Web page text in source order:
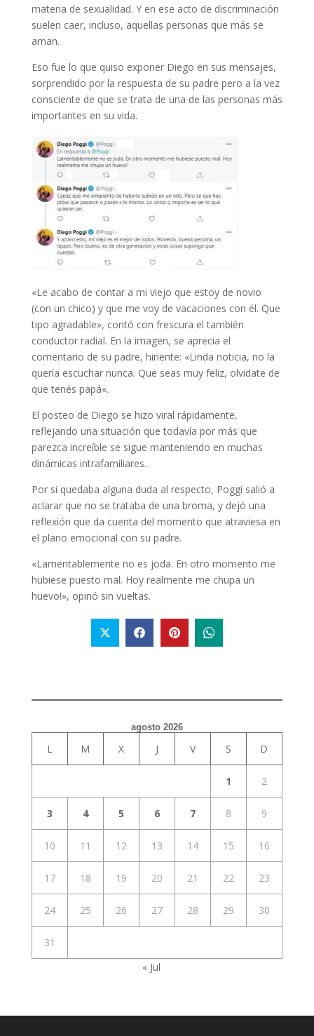
materia de sexualidad. Y en ese acto de discriminación
suelen caer, incluso, aquellas personas que más se
aman.
Eso fue lo que quiso exponer Diego en sus mensajes,
sorprendido por la respuesta de su padre pero a la vez
consciente de que se trata de una de las personas más
importantes en su vida.
«Le acabo de contar a mi viejo que estoy de novio
(con un chico) y que me voy de vacaciones con él. Que
tipo agradable», contó con frescura el también
conductor radial. En la imagen, se aprecia el
comentario de su padre, hiriente: «Linda noticia, no la
quería escuchar nunca. Que seas muy feliz, olvidate de
que tenés papá«.
El posteo de Diego se hizo viral rápidamente,
reflejando una situación que todavía por más que
parezca increíble se sigue manteniendo en muchas
dinámicas intrafamiliares.
Por si quedaba alguna duda al respecto, Poggi salió a
aclarar que no se trataba de una broma, y dejó una
reflexión que da cuenta del momento que atraviesa en
el plano emocional con su padre.
«Lamentablemente no es joda. En otro momento me
hubiese puesto mal. Hoy realmente me chupa un
huevo!», opinó sin vueltas.
agosto 2026
L M X J V S D
1 2
3 4 5 6 7 8 9
10 11 12 13 14 15 16
17 18 19 20 21 22 23
24 25 26 27 28 29 30
31
« Jul